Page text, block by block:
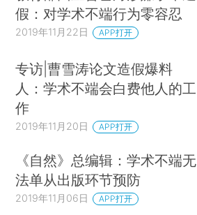
假：对学术不端行为零容忍
2019年11月22日 APP打开
专访|曹雪涛论文造假爆料
人：学术不端会白费他人的工
作
2019年11月20日 APP打开
《自然》总编辑：学术不端无
法单从出版环节预防
2019年11月06日 APP打开